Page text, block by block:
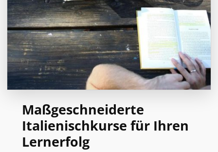
Maßgeschneiderte
Italienischkurse für Ihren
Lernerfolg